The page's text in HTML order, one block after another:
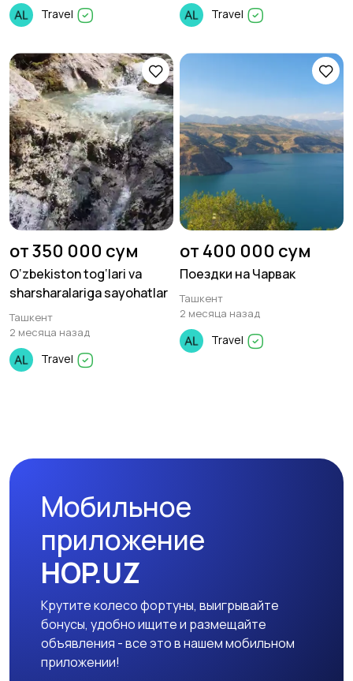
Travel Travel
от 350 000 сум
O‘zbekiston tog‘lari va
sharsharalariga sayohatlar
Ташкент
2 месяца назад
Travel
от 400 000 сум
Поездки на Чарвак
Ташкент
2 месяца назад
Travel
Мобильное
приложение
HOP.UZ
Крутите колесо фортуны, выигрывайте
бонусы, удобно ищите и размещайте
объявления - все это в нашем мобильном
приложении!